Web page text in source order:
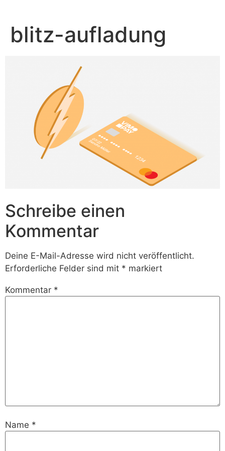
springen
blitz-aufladung
Schreibe einen
Kommentar
Deine E-Mail-Adresse wird nicht veröffentlicht.
Erforderliche Felder sind mit * markiert
Kommentar *
Name *